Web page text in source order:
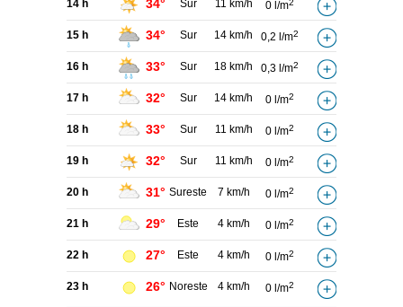
14 h 34° Sur 11 km/h 0 l/m2
15 h 34° Sur 14 km/h 0,2 l/m2
16 h 33° Sur 18 km/h 0,3 l/m2
17 h 32° Sur 14 km/h 0 l/m2
18 h 33° Sur 11 km/h 0 l/m2
19 h 32° Sur 11 km/h 0 l/m2
20 h 31° Sureste 7 km/h 0 l/m2
21 h 29° Este 4 km/h 0 l/m2
22 h 27° Este 4 km/h 0 l/m2
23 h 26° Noreste 4 km/h 0 l/m2